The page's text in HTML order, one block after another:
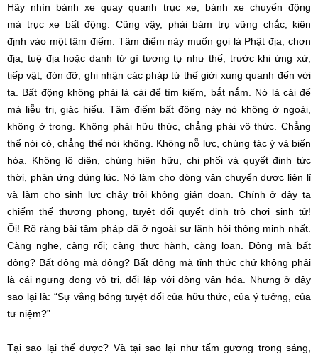
Hãy nhìn bánh xe quay quanh trục xe, bánh xe chuyển động
mà trục xe bất động . Cũng vậy, phải bám trụ vững chắc, kiên
định vào một tâm điểm. Tâm điểm này muốn gọi là Phật địa , chơn
địa, tuệ địa hoặc danh từ gì tương tự như thế, trước khi ứng xử,
tiếp vật, đón đỡ, ghi nhận các pháp từ thế giới xung quanh đến với
ta. Bất động không phải là cái đểtìm kiếm , bắt nắm. Nó là cái để
mà liễu tri, giác hiểu. Tâm điểm bất động này nó không ở ngoài,
không ở trong. Không phải hữu thức , chẳng phải vô thức . Chẳng
thể nói có, chẳng thể nói không. Không nỗ lực, chúng tác ý và biến
hóa
Không lộ diện, chúng hiện hữu, chi phối và quyết định tức
thời
phản ứng đúng lúc . Nó làm cho dòng vận chuyển được liên lỉ
và làm chosinh lực chảy trôi khônggián đoạn . Chính ở đây ta
chiếm thế thượng phong,tuyệt đối quyết định trò chơi sinh tử!
Ôi! Rõ ràng bàitâm phápđã ở ngoài sự lãnh hội thông minh nhất.
Càng nghe, càng rối; càng thực hành , càng loạn. Động mà bất
động? Bất động mà động? Bất động mà tỉnh thứcchứ không phải
là cái ngưng đọng vô tri,đối lập với dòng vận hóa. Nhưng ở đây
sao lại là: “Sự vắng bóng tuyệt đốicủa hữu thức , của ý tưởng , của
tư niệm?”
Tại sao lại thế được? Và tại sao lại như tấm gương trong sáng